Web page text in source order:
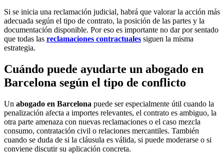
Si se inicia una reclamación judicial, habrá que valorar la acción más
adecuada según el tipo de contrato, la posición de las partes y la
documentación disponible. Por eso es importante no dar por sentado
que todas las reclamaciones contractuales siguen la misma
estrategia.
Cuándo puede ayudarte un abogado en
Barcelona según el tipo de conflicto
Un abogado en Barcelona puede ser especialmente útil cuando la
penalización afecta a importes relevantes, el contrato es ambiguo, la
otra parte amenaza con nuevas reclamaciones o el caso mezcla
consumo, contratación civil o relaciones mercantiles. También
cuando se duda de si la cláusula es válida, si puede moderarse o si
conviene discutir su aplicación concreta.